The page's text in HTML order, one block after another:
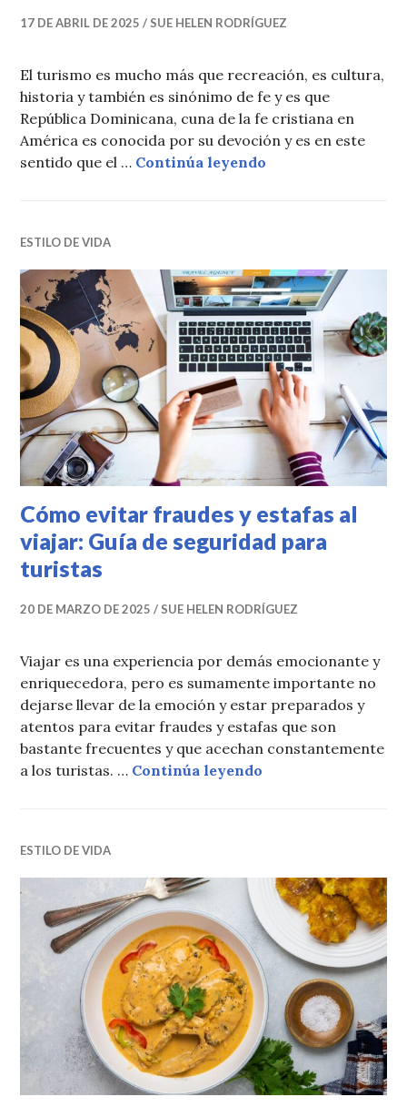
17 DE ABRIL DE 2025 SUE HELEN RODRÍGUEZ
El turismo es mucho más que recreación, es cultura,
historia y también es sinónimo de fe y es que
República Dominicana, cuna de la fe cristiana en
América es conocida por su devoción y es en este
sentido que el … Continúa leyendo
ESTILO DE VIDA
Cómo evitar fraudes y estafas al
viajar: Guía de seguridad para
turistas
20 DE MARZO DE 2025 SUE HELEN RODRÍGUEZ
Viajar es una experiencia por demás emocionante y
enriquecedora, pero es sumamente importante no
dejarse llevar de la emoción y estar preparados y
atentos para evitar fraudes y estafas que son
bastante frecuentes y que acechan constantemente
a los turistas. … Continúa leyendo
ESTILO DE VIDA